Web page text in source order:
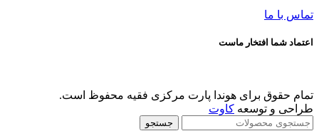
تماس با ما
اعتماد شما افتخار ماست
تمام حقوق برای هوندا پارت مرکزی فقیه محفوظ است.
طراحی و توسعه کاوت
جستجو